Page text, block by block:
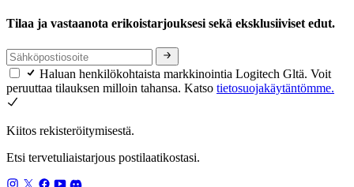
Tilaa ja vastaanota erikoistarjouksesi sekä eksklusiiviset edut.
Haluan henkilökohtaista markkinointia Logitech Gltä. Voit
peruuttaa tilauksen milloin tahansa. Katso tietosuojakäytäntömme.
Kiitos rekisteröitymisestä.
Etsi tervetuliaistarjous postilaatikostasi.